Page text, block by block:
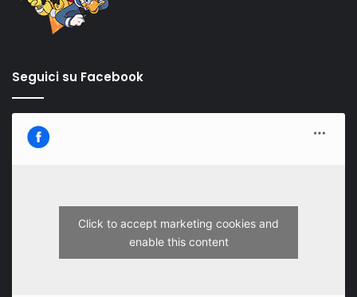
Seguici su Facebook
Click to accept marketing cookies and
enable this content